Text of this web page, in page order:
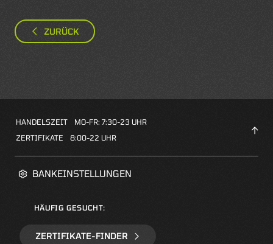
ZURÜCK
BANKEINSTELLUNGEN
HÄUFIG GESUCHT:
ZERTIFIKATE-FINDER
HANDELSZEIT
MO-FR: 7:30-23 UHR
ZERTIFIKATE
8:00-22 UHR